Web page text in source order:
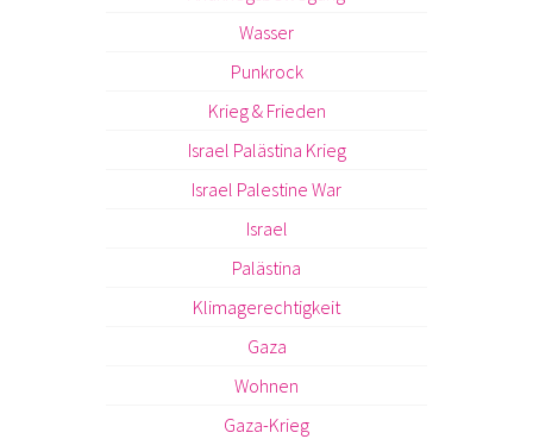
Wasser
Punkrock
Krieg & Frieden
Israel Palästina Krieg
Israel Palestine War
Israel
Palästina
Klimagerechtigkeit
Gaza
Wohnen
Gaza-Krieg